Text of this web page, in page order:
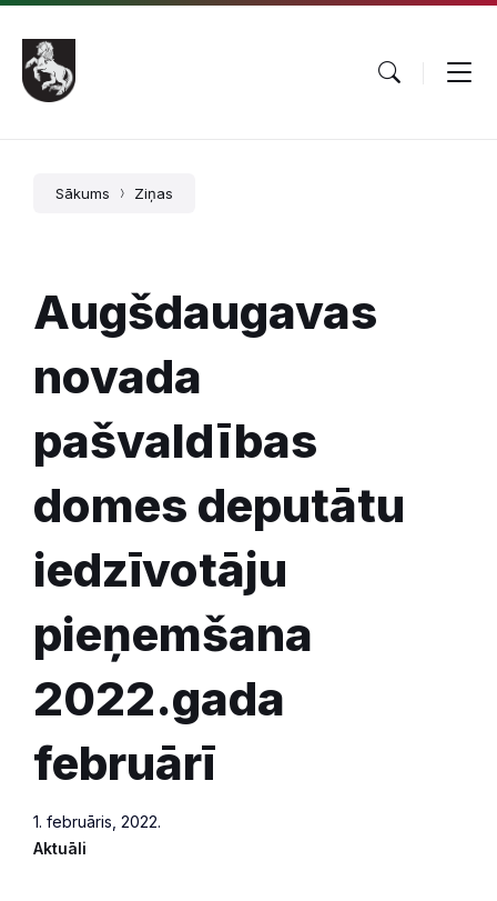
Pāriet
saturu
Skip
main
navigation
Skip
footer
Sākums Ziņas
Augšdaugavas
novada
pašvaldības
domes deputātu
iedzīvotāju
pieņemšana
2022.gada
februārī
1. februāris, 2022.
Aktuāli